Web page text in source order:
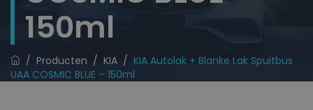
150ml
/ Producten / KIA / KIA Autolak + Blanke Lak Spuitbus
UAA COSMIC BLUE – 150ml